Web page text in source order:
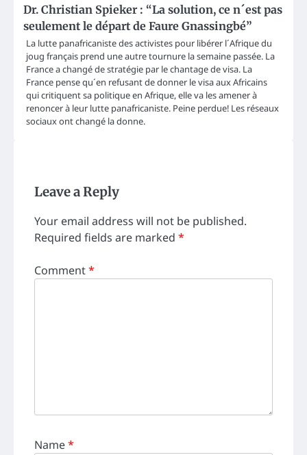
Dr. Christian Spieker : “La solution, ce n´est pas
seulement le départ de Faure Gnassingbé”
La lutte panafricaniste des activistes pour libérer l´Afrique du
joug français prend une autre tournure la semaine passée. La
France a changé de stratégie par le chantage de visa. La
France pense qu´en refusant de donner le visa aux Africains
qui critiquent sa politique en Afrique, elle va les amener à
renoncer à leur lutte panafricaniste. Peine perdue! Les réseaux
sociaux ont changé la donne.
Leave a Reply
Your email address will not be published.
Required fields are marked *
Comment*
Name*